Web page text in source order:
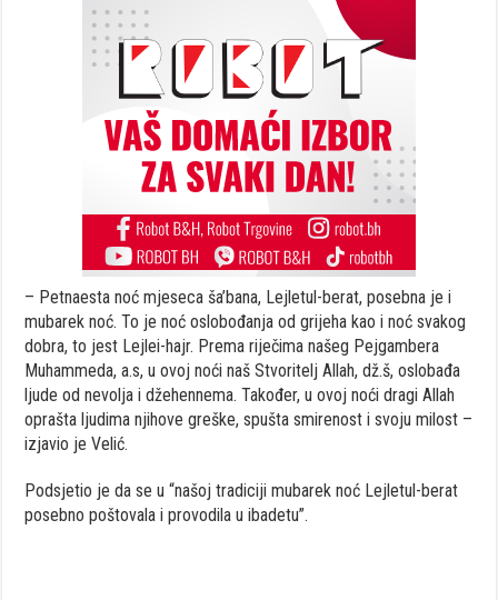
– Petnaesta noć mjeseca ša’bana, Lejletul-berat, posebna je i
mubarek noć. To je noć oslobođanja od grijeha kao i noć svakog
dobra, to jest Lejlei-hajr. Prema riječima našeg Pejgambera
Muhammeda, a.s, u ovoj noći naš Stvoritelj Allah, dž.š, oslobađa
ljude od nevolja i džehennema. Također, u ovoj noći dragi Allah
oprašta ljudima njihove greške, spušta smirenost i svoju milost –
izjavio je Velić.
Podsjetio je da se u “našoj tradiciji mubarek noć Lejletul-berat
posebno poštovala i provodila u ibadetu”.